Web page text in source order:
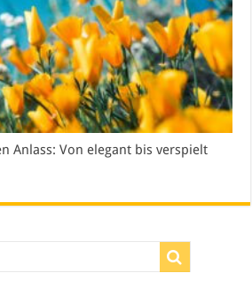
Anlass: Von elegant bis verspielt